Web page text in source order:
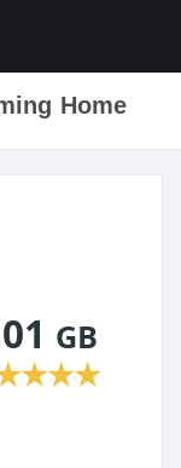
Home
GB
★★★